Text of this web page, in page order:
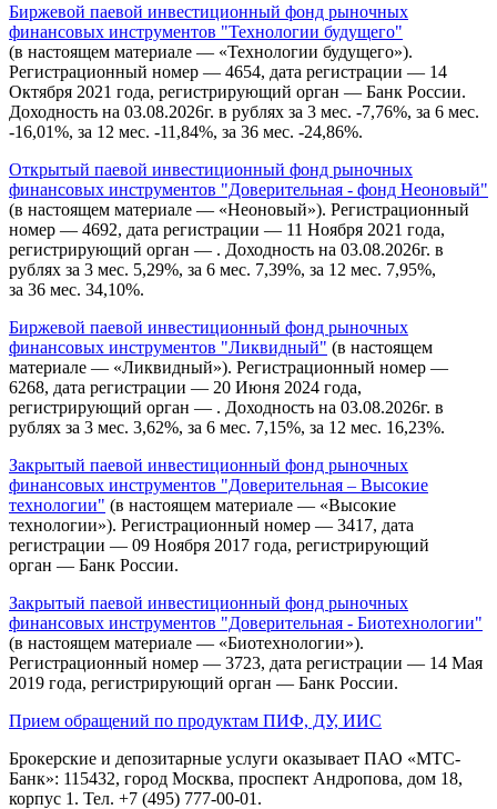
Биржевой паевой инвестиционный фонд рыночных
финансовых инструментов "Технологии будущего"
(в настоящем материале — «Технологии будущего»).
Регистрационный номер — 4654, дата регистрации — 14
Октября 2021 года, регистрирующий орган — Банк России.
Доходность на 03.08.2026г. в рублях за 3 мес. -7,76%, за 6 мес.
-16,01%, за 12 мес. -11,84%, за 36 мес. -24,86%.
Открытый паевой инвестиционный фонд рыночных
финансовых инструментов "Доверительная - фонд Неоновый"
(в настоящем материале — «Неоновый»). Регистрационный
номер — 4692, дата регистрации — 11 Ноября 2021 года,
регистрирующий орган — . Доходность на 03.08.2026г. в
рублях за 3 мес. 5,29%, за 6 мес. 7,39%, за 12 мес. 7,95%,
за 36 мес. 34,10%.
Биржевой паевой инвестиционный фонд рыночных
финансовых инструментов "Ликвидный" (в настоящем
материале — «Ликвидный»). Регистрационный номер —
6268, дата регистрации — 20 Июня 2024 года,
регистрирующий орган — . Доходность на 03.08.2026г. в
рублях за 3 мес. 3,62%, за 6 мес. 7,15%, за 12 мес. 16,23%.
Закрытый паевой инвестиционный фонд рыночных
финансовых инструментов "Доверительная – Высокие
технологии" (в настоящем материале — «Высокие
технологии»). Регистрационный номер — 3417, дата
регистрации — 09 Ноября 2017 года, регистрирующий
орган — Банк России.
Закрытый паевой инвестиционный фонд рыночных
финансовых инструментов "Доверительная - Биотехнологии"
(в настоящем материале — «Биотехнологии»).
Регистрационный номер — 3723, дата регистрации — 14 Мая
2019 года, регистрирующий орган — Банк России.
Прием обращений по продуктам ПИФ, ДУ, ИИС
Брокерские и депозитарные услуги оказывает ПАО «МТС-
Банк»: 115432, город Москва, проспект Андропова, дом 18,
корпус 1. Тел. +7 (495) 777-00-01.